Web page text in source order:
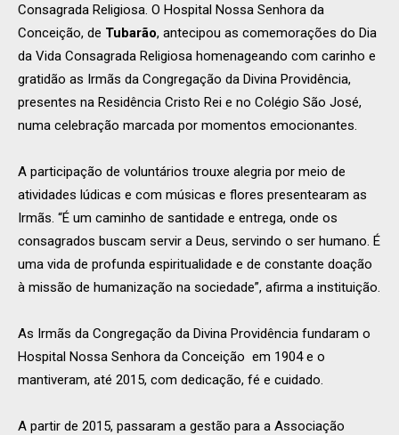
Consagrada Religiosa. O Hospital Nossa Senhora da
Conceição, de Tubarão, antecipou as comemorações do Dia
da Vida Consagrada Religiosa homenageando com carinho e
gratidão as Irmãs da Congregação da Divina Providência,
presentes na Residência Cristo Rei e no Colégio São José,
numa celebração marcada por momentos emocionantes.
A participação de voluntários trouxe alegria por meio de
atividades lúdicas e com músicas e flores presentearam as
Irmãs. “É um caminho de santidade e entrega, onde os
consagrados buscam servir a Deus, servindo o ser humano. É
uma vida de profunda espiritualidade e de constante doação
à missão de humanização na sociedade”, afirma a instituição.
As Irmãs da Congregação da Divina Providência fundaram o
Hospital Nossa Senhora da Conceição em 1904 e o
mantiveram, até 2015, com dedicação, fé e cuidado.
A partir de 2015, passaram a gestão para a Associação